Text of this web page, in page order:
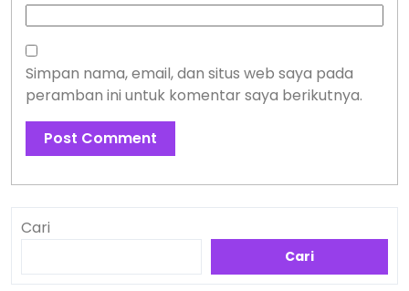
Simpan nama, email, dan situs web saya pada
peramban ini untuk komentar saya berikutnya.
Cari
Cari